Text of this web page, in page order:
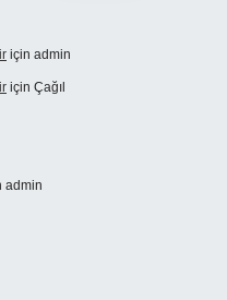
için admin
için Çağıl
admin